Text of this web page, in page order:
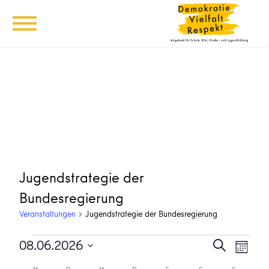
Jugendstrategie der
Bundesregierung
Veranstaltungen Jugendstrategie der Bundesregierung
Veranstaltungen
Suche
SucheMonat
08.06.2026